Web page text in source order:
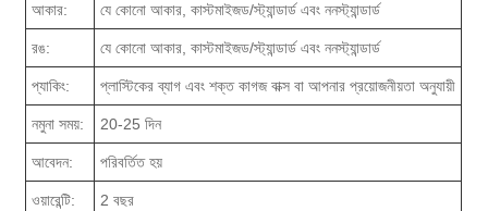
আকার: যে কোনো আকার, কাস্টমাইজড/স্ট্যান্ডার্ড এবং ননস্ট্যান্ডার্ড
রঙ: যে কোনো আকার, কাস্টমাইজড/স্ট্যান্ডার্ড এবং ননস্ট্যান্ডার্ড
প্যাকিং: প্লাস্টিকের ব্যাগ এবং শক্ত কাগজ বাক্স বা আপনার প্রয়োজনীয়তা অনুযায়ী
নমুনা সময়: 20-25 দিন
আবেদন: পরিবর্তিত হয়
ওয়ারেন্টি: 2 বছর